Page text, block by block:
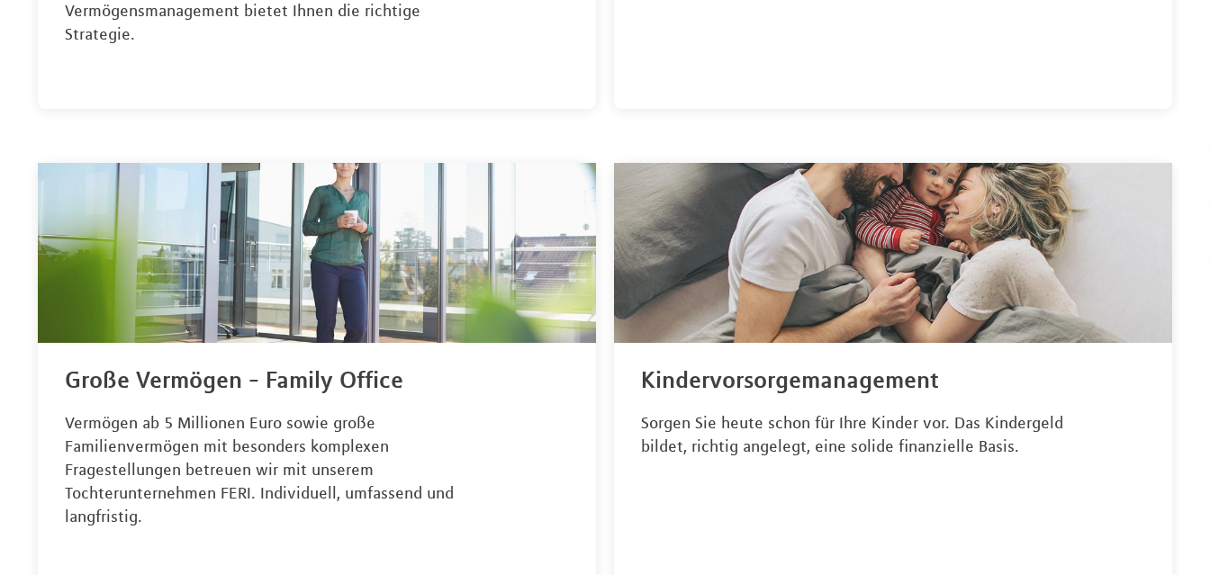
Vermögensmanagement bietet Ihnen die richtige
Strategie.
Große Vermögen - Family Office
Vermögen ab 5 Millionen Euro sowie große
Familienvermögen mit besonders komplexen
Fragestellungen betreuen wir mit unserem
Tochterunternehmen FERI. Individuell, umfassend und
langfristig.
Kindervorsorgemanagement
Sorgen Sie heute schon für Ihre Kinder vor. Das Kindergeld
bildet, richtig angelegt, eine solide finanzielle Basis.